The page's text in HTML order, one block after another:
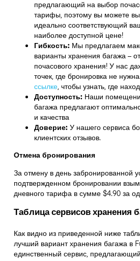
предлагающий на выбор
тарифы, поэтому вы можете
идеально соответствующий
наиболее доступной цене!
Гибкость: Мы предлагаем
варианты хранения багажа –
почасового хранения! У нас
точек, где бронировка не
ссылке,чтобы узнать, где
Доступность: Наши
багажа предлагают
и качества
Доверие: У нашего сервиса
клиентских отзывов.
Отмена бронирования
За отмену в день забронированной
подтвержденном бронировании
дневного тарифа в сумме $4.90 за
Таблица сервисов хранения
Как видно из приведенной ниже
лучший вариант хранения багажа в
единственный сервис,